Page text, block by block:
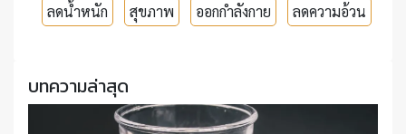
ลดน้ำหนัก สุขภาพ ออกกำลังกาย ลดความอ้วน
บทความล่าสุด